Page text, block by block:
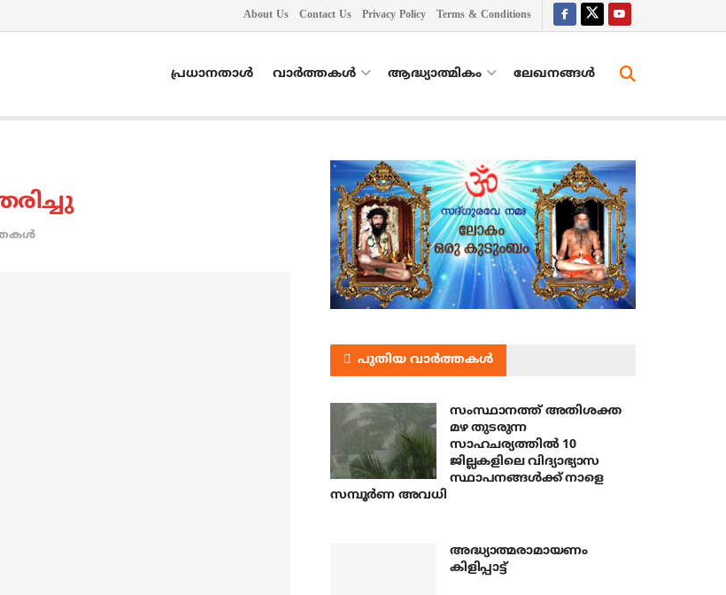
About Us Contact Us Privacy Policy Terms & Conditions
പ്രധാനതാൾ വാർത്തകൾ ആദ്ധ്യാത്മികം ലേഖനങ്ങള്‍
പുതിയ വാർത്തകൾ
സംസ്ഥാനത്ത് അതിശക്ത
മഴ തുടരുന്ന
സാഹചര്യത്തിൽ 10
ജില്ലകളിലെ വിദ്യാഭ്യാസ
സ്ഥാപനങ്ങൾക്ക് നാളെ
സമ്പൂർണ അവധി
അദ്ധ്യാത്മരാമായണം
കിളിപ്പാട്ട്